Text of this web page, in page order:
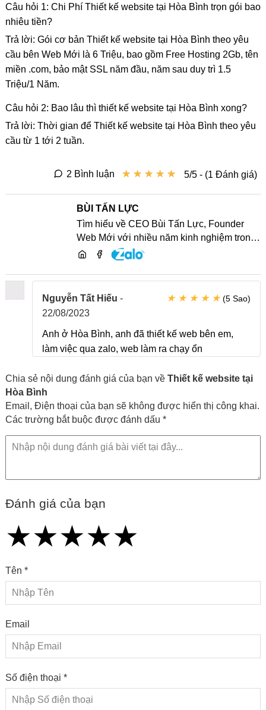
Câu hỏi 1: Chi Phí Thiết kế website tại Hòa Bình trọn gói bao
nhiêu tiền?
Trả lời: Gói cơ bản Thiết kế website tại Hòa Bình theo yêu
cầu bên Web Mới là 6 Triệu, bao gồm Free Hosting 2Gb, tên
miền .com, bảo mật SSL năm đầu, năm sau duy trì 1.5
Triệu/1 Năm.
Câu hỏi 2: Bao lâu thì thiết kế website tại Hòa Bình xong?
Trả lời: Thời gian để Thiết kế website tại Hòa Bình theo yêu
cầu từ 1 tới 2 tuần.
★ ★ ★ ★ ★
★ ★ ★ ★ ★ 5/5 - (1 Đánh giá)
2 Bình luận
BÙI TẤN LỰC
Tìm hiểu về CEO Bùi Tấn Lực, Founder
Web Mới với nhiều năm kinh nghiệm trong
lĩnh vực phát triển website, SEO và chia sẻ
Nguyễn Tất Hiếu -
22/08/2023
★ ★ ★ ★ ★(5 Sao)
Anh ở Hòa Bình, anh đã thiết kế web bên em,
làm việc qua zalo, web làm ra chạy ổn
Chia sẻ nội dung đánh giá của bạn về Thiết kế website tại
Hòa Bình
Email, Điện thoại của bạn sẽ không được hiển thị công khai.
Các trường bắt buộc được đánh dấu *
Đánh giá của bạn
★
★★
★★★
★★★★
★★★★★
Tên *
Email
Số điện thoại *